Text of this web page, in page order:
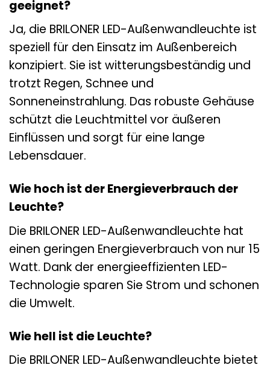
geeignet?
Ja, die BRILONER LED-Außenwandleuchte ist
speziell für den Einsatz im Außenbereich
konzipiert. Sie ist witterungsbeständig und
trotzt Regen, Schnee und
Sonneneinstrahlung. Das robuste Gehäuse
schützt die Leuchtmittel vor äußeren
Einflüssen und sorgt für eine lange
Lebensdauer.
Wie hoch ist der Energieverbrauch der
Leuchte?
Die BRILONER LED-Außenwandleuchte hat
einen geringen Energieverbrauch von nur 15
Watt. Dank der energieeffizienten LED-
Technologie sparen Sie Strom und schonen
die Umwelt.
Wie hell ist die Leuchte?
Die BRILONER LED-Außenwandleuchte bietet